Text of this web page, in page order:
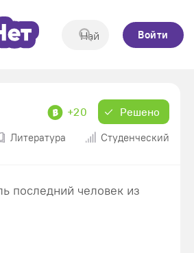
Войти
+20 Решено
Литература Студенческий
последний человек из